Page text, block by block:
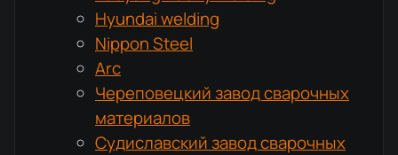
Hyundai welding
Nippon Steel
Arc
Череповецкий завод сварочных
материалов
Судиславский завод сварочных